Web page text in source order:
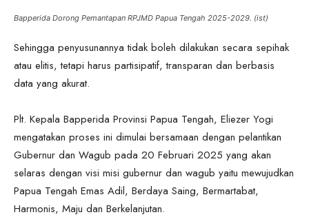
Bapperida Dorong Pemantapan RPJMD Papua Tengah 2025-2029. (ist)
Sehingga penyusunannya tidak boleh dilakukan secara sepihak
atau elitis, tetapi harus partisipatif, transparan dan berbasis
data yang akurat.
Plt. Kepala Bapperida Provinsi Papua Tengah, Eliezer Yogi
mengatakan proses ini dimulai bersamaan dengan pelantikan
Gubernur dan Wagub pada 20 Februari 2025 yang akan
selaras dengan visi misi gubernur dan wagub yaitu mewujudkan
Papua Tengah Emas Adil, Berdaya Saing, Bermartabat,
Harmonis, Maju dan Berkelanjutan.